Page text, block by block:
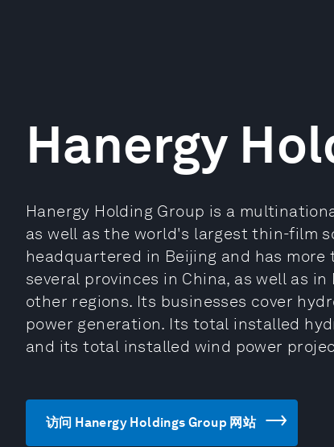
Hanergy
Hanergy Holding Group is a
as well as the world's largest thin-film
headquartered in Beijing and has more
several provinces in China, as well as
other regions. Its businesses cover
power generation. Its total installed
and its total installed wind power
访问 Hanergy Holdings Group 网站